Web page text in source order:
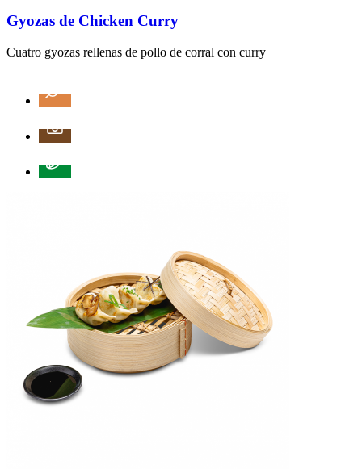
Gyozas de Chicken Curry
Cuatro gyozas rellenas de pollo de corral con curry